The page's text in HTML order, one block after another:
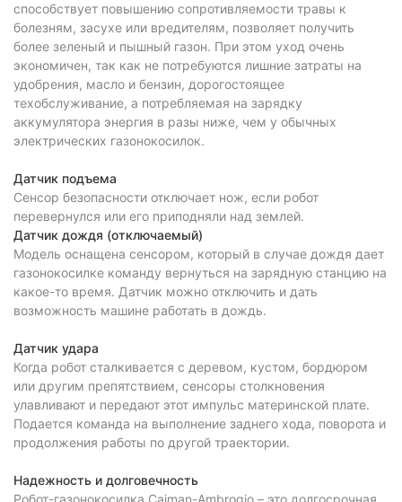
способствует повышению сопротивляемости травы к
болезням, засухе или вредителям, позволяет получить
более зеленый и пышный газон. При этом уход очень
экономичен, так как не потребуются лишние затраты на
удобрения, масло и бензин, дорогостоящее
техобслуживание, а потребляемая на зарядку
аккумулятора энергия в разы ниже, чем у обычных
электрических газонокосилок.
Датчик подъема
Сенсор безопасности отключает нож, если робот
перевернулся или его приподняли над землей.
Датчик дождя (отключаемый)
Модель оснащена сенсором, который в случае дождя дает
газонокосилке команду вернуться на зарядную станцию на
какое-то время. Датчик можно отключить и дать
возможность машине работать в дождь.
Датчик удара
Когда робот сталкивается с деревом, кустом, бордюром
или другим препятствием, сенсоры столкновения
улавливают и передают этот импульс материнской плате.
Подается команда на выполнение заднего хода, поворота и
продолжения работы по другой траектории.
Надежность и долговечность
Робот-газонокосилка Caiman-Ambrogio – это долгосрочная